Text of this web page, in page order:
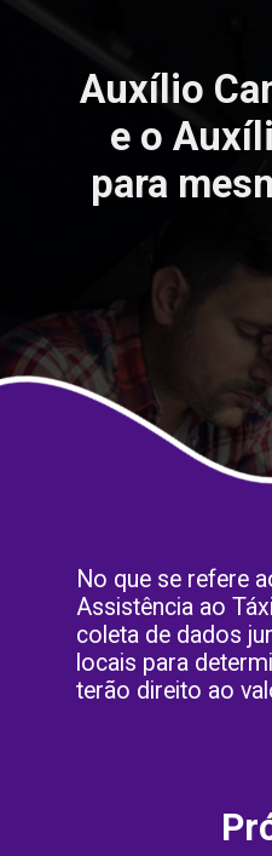
No que se refere
Assistência ao
coleta de dados
locais para
terão direito ao
Auxílio
e o
para